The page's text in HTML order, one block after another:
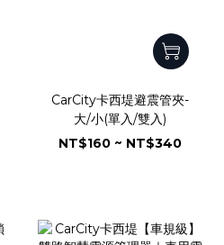
CarCity卡西堤避震管夾-
大/小(單入/雙入)
NT$160 ~ NT$340